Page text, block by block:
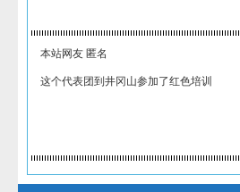
本站网友 匿名
这个代表团到井冈山参加了红色培训